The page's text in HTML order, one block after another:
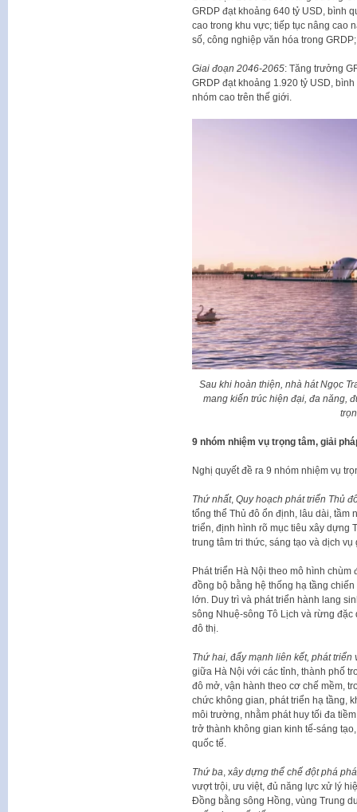
GRDP đạt khoảng 640 tỷ USD, bình
cao trong khu vực; tiếp tục nâng cao
số, công nghiệp văn hóa trong
Giai đoạn 2046-2065: Tăng trưởng
GRDP đạt khoảng 1.920 tỷ USD,
nhóm cao trên thế giới.
Sau khi hoàn thiện, nhà hát Ngọc
mang kiến trúc hiện đại, đa năng,
9 nhóm nhiệm vụ trọng tâm, giải
Nghị quyết đề ra 9 nhóm nhiệm vụ
Thứ nhất, Quy hoạch phát triển Thủ
tổng thể Thủ đô ổn định, lâu dài, tầm
triển, định hình rõ mục tiêu xây dựng
trung tâm tri thức, sáng tạo và dịch
Phát triển Hà Nội theo mô hình chùm
đồng bộ bằng hệ thống hạ tầng
lớn. Duy trì và phát triển hành lang
sông Nhuệ-sông Tô Lịch và rừng
đô thị.
Thứ hai, đẩy mạnh liên kết, phát triển
giữa Hà Nội với các tỉnh, thành phố
đô mở, vận hành theo cơ chế mềm,
chức không gian, phát triển hạ tầng,
môi trường, nhằm phát huy tối đa
trở thành không gian kinh tế-sáng
quốc tế.
Thứ ba , xây dựng thể chế đột phá
vượt trội, ưu việt, đủ năng lực xử lý
Đồng bằng sông Hồng, vùng Trung